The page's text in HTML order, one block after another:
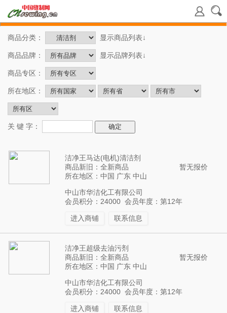
商品分类： 显示商品列表↓
商品品牌： 显示品牌列表↓
商品专区：
所在地区：
关 键 字：
洁净王马达(电机)清洁剂
商品新旧：全新商品
所在地区：中国 广东 中山
暂无报价
中山市华洁化工有限公司
会员积分：24000 会员年度：第12年
进入商铺 联系信息
洁净王超级去油污剂
商品新旧：全新商品
所在地区：中国 广东 中山
暂无报价
中山市华洁化工有限公司
会员积分：24000 会员年度：第12年
进入商铺 联系信息